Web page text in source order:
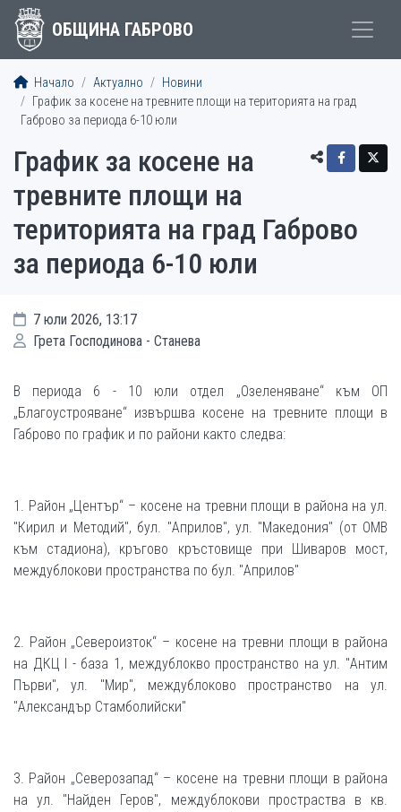
ОБЩИНА ГАБРОВО
Начало Актуално
Новини
График за косене на тревните площи на територията на град
Габрово за периода 6-10 юли
График за косене на
тревните площи на
територията на град Габрово
за периода 6-10 юли
7 юли 2026, 13:17
Грета Господинова - Станева
В периода 6 - 10 юли отдел „Озеленяване“ към ОП
„Благоустрояване“ извършва косене на тревните площи в
Габрово по график и по райони както следва:
1. Район „Център“ – косене на тревни площи в района на ул.
"Кирил и Методий", бул. "Априлов", ул. "Македония" (от ОМВ
към стадиона), кръгово кръстовище при Шиваров мост,
междублокови пространства по бул. "Априлов"
2. Район „Североизток“ – косене на тревни площи в района
на ДКЦ I - база 1, междублокво пространство на ул. "Антим
Първи", ул. "Мир", междублоково пространство на ул.
"Александър Стамболийски"
3. Район „Северозапад“ – косене на тревни площи в района
на ул. "Найден Геров", междублокови простраства в кв.